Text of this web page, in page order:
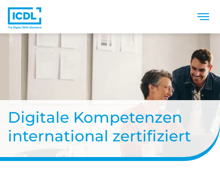
Digitale Kompetenzen
international zertifiziert